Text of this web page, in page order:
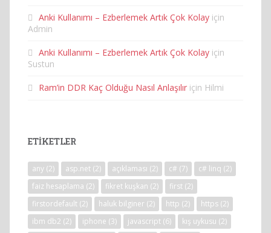
Anki Kullanımı – Ezberlemek Artık Çok Kolay için
Admin
Anki Kullanımı – Ezberlemek Artık Çok Kolay için
Sustun
Ram’in DDR Kaç Olduğu Nasıl Anlaşılır için Hilmi
ETIKETLER
any (2) asp.net (2) açıklaması (2) c# (7) c# linq (2)
faiz hesaplama (2) fikret kuşkan (2) first (2)
firstordefault (2) haluk bilginer (2) http (2) https (2)
ibm db2 (2) iphone (3) javascript (6) kış uykusu (2)